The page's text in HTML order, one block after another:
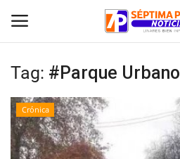
Inicio
Crónica
Tag: #Parque Urbano
Crónica